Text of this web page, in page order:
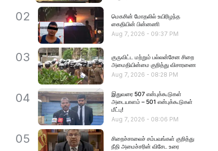
02
மெகசின் மோதலில் உயிரிழந்த
கைதியின் பின்னணி
Aug 7, 2026 - 09:37 PM
03
குருவிட்ட மற்றும் பல்லன்சேன சிறை
அமைதியின்மை குறித்து விசாரணை
Aug 7, 2026 - 08:28 PM
04
இதுவரை 507 என்புக்கூடுகள்
அடையாளம் – 501 என்புக்கூடுகள்
மீட்பு!
Aug 7, 2026 - 08:06 PM
05
சிறைச்சாலைச் சம்பவங்கள் குறித்து
நீதி அமைச்சரின் விசேட உரை